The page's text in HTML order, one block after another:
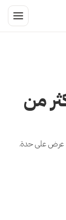
من
عرض على حدة.